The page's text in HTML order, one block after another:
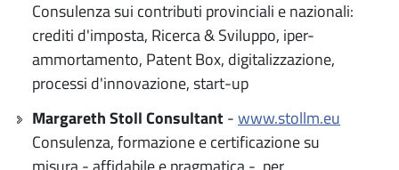
Consulenza sui contributi provinciali e nazionali:
crediti d'imposta, Ricerca & Sviluppo, iper-
ammortamento, Patent Box, digitalizzazione,
processi d'innovazione, start-up
Margareth Stoll Consultant-www.stollm.eu
Consulenza, formazione e certificazione su